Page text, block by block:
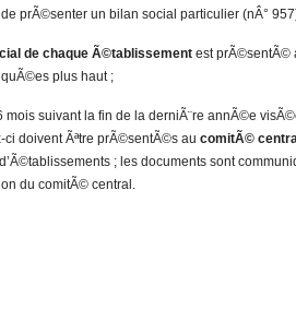
prÃ©senter un bilan social particulier (nÂ°
de chaque Ã©tablissement est prÃ©sentÃ©
plus haut ;
mois suivant la fin de la derniÃ¨re annÃ©e
ci doivent Ãªtre prÃ©sentÃ©s au comitÃ©
; les documents sont
du comitÃ© central.